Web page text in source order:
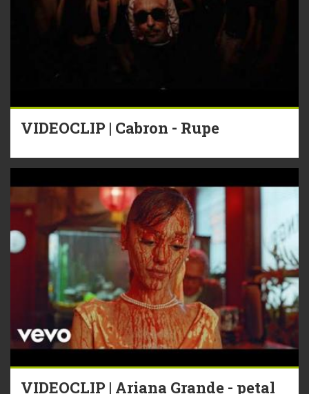
VIDEOCLIP | Cabron - Rupe
VIDEOCLIP | Ariana Grande - petal